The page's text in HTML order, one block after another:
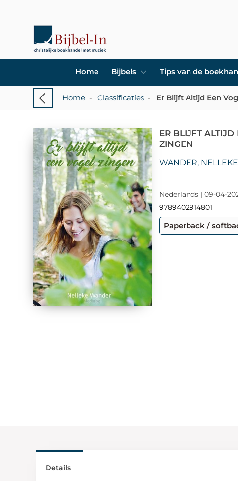
Home Bijbels Tips van de
Home - Classificaties - Er Blijft Altijd Een
ER BLIJFT ALTIJD
ZINGEN
WANDER, NELLEKE
Nederlands | 09-04-
9789402914801
Paperback /
Details